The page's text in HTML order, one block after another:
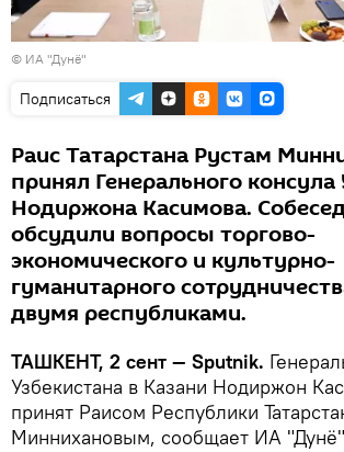
© ИА "Дунё"
Подписаться
Раис Татарстана Рустам
принял Генерального консула
Нодиржона Касимова.
обсудили вопросы торгово-
экономического и культурно-
гуманитарного
двумя республиками.
ТАШКЕНТ, 2 сент — Sputnik.
Узбекистана в Казани Нодиржон
принят Раисом Республики
Миннихановым, сообщает ИА